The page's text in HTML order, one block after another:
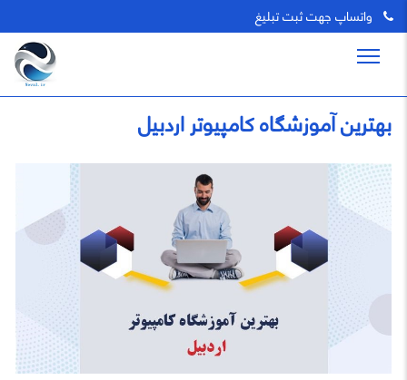
واتساپ جهت ثبت تبلیغ
بهترین آموزشگاه کامپیوتر اردبیل